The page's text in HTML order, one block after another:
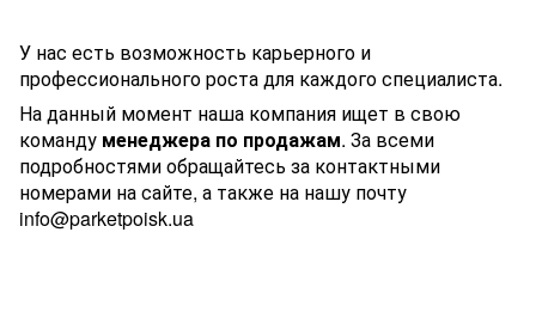
У нас есть возможность карьерного и
профессионального роста для каждого специалиста.
На данный момент наша компания ищет в свою
команду менеджера по продажам. За всеми
подробностями обращайтесь за контактными
номерами на сайте, а также на нашу почту
info@parketpoisk.ua